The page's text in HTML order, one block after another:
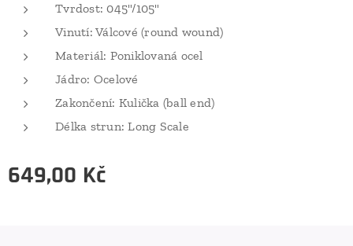
Tvrdost: 045"/105"
Vinutí: Válcové (round wound)
Materiál: Poniklovaná ocel
Jádro: Ocelové
Zakončení: Kulička (ball end)
Délka strun: Long Scale
649,00 Kč